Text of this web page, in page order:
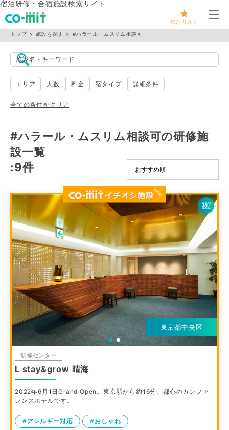
宿泊研修・合宿施設検索サイト
検討リスト
メ
トップ 施設を探す #ハラール・ムスリム相談可
施設名・キーワード
エリア 人数 料金 宿タイプ 詳細条件
全ての条件をクリア
#ハラール・ムスリム相談可の研修施
設一覧
:9件
東京都中央区
研修センター
L stay&grow 晴海
2022年6月1日Grand Open。東京駅から約16分、都心のカンファ
レンスホテルです。
#アレルギー対応 #おしゃれ